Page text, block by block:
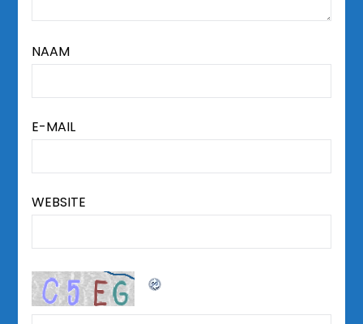
NAAM
E-MAIL
WEBSITE